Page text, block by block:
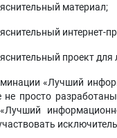
материал;
интернет-
проект для
«Лучший
просто